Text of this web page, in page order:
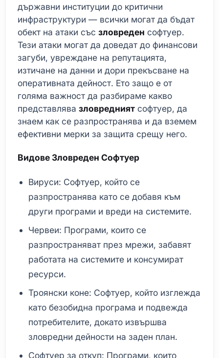
държавни институции до критични
инфраструктури — всички могат да бъдат
обект на атаки със зловреден софтуер.
Тези атаки могат да доведат до финансови
загуби, увреждане на репутацията,
изтичане на данни и дори прекъсване на
оперативната дейност. Ето защо е от
голяма важност да разбираме какво
представлява зловредният софтуер, да
знаем как се разпространява и да вземем
ефективни мерки за защита срещу него.
Видове Зловреден Софтуер
Вируси: Софтуер, който се
разпространява като се добавя към
други програми и вреди на системите.
Червеи: Програми, които се
разпространяват през мрежи, забавят
работата на системите и консумират
ресурси.
Троянски коне: Софтуер, който изглежда
като безобидна програма и подвежда
потребителите, докато извършва
зловредни дейности на заден план.
Софтуер за откуп: Програми, които